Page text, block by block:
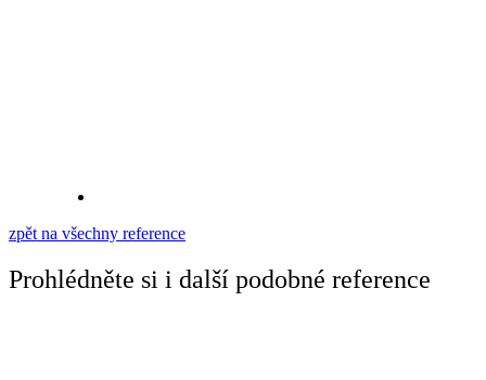
zpět na všechny reference
Prohlédněte si i další podobné reference